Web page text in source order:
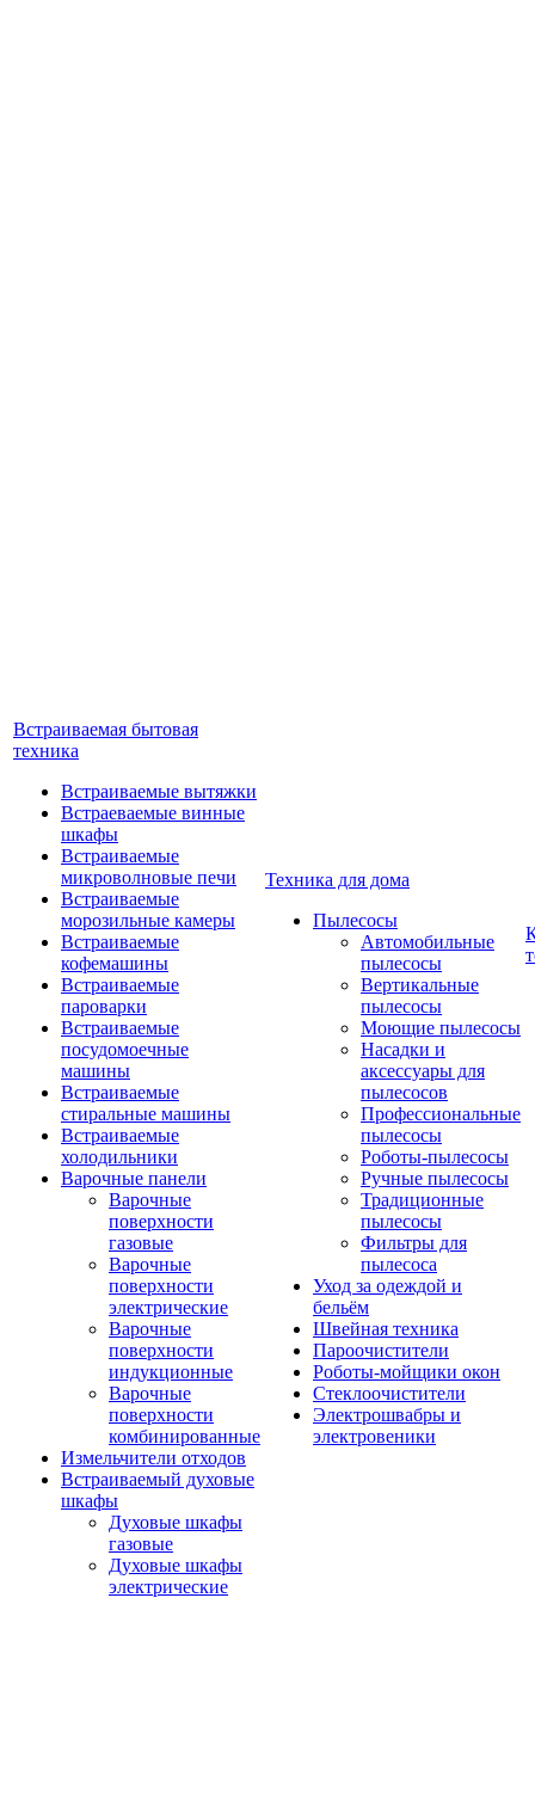
Встраиваемая бытовая
техника
Встраиваемые вытяжки
Встраеваемые винные
шкафы
Встраиваемые
микроволновые печи
Встраиваемые
морозильные камеры
Встраиваемые
кофемашины
Встраиваемые
пароварки
Встраиваемые
посудомоечные
машины
Встраиваемые
стиральные машины
Встраиваемые
холодильники
Варочные панели
Варочные
поверхности
газовые
Варочные
поверхности
электрические
Варочные
поверхности
индукционные
Варочные
поверхности
комбинированные
Измельчители отходов
Встраиваемый духовые
шкафы
Духовые шкафы
газовые
Духовые шкафы
электрические
Техника для дома
Пылесосы
Автомобильные
пылесосы
Вертикальные
пылесосы
Моющие пылесосы
Насадки и
аксессуары для
пылесосов
Профессиональные
пылесосы
Роботы-пылесосы
Ручные пылесосы
Традиционные
пылесосы
Фильтры для
пылесоса
Уход за одеждой и
бельём
Швейная техника
Пароочистители
Роботы-мойщики окон
Стеклоочистители
Электрошвабры и
электровеники